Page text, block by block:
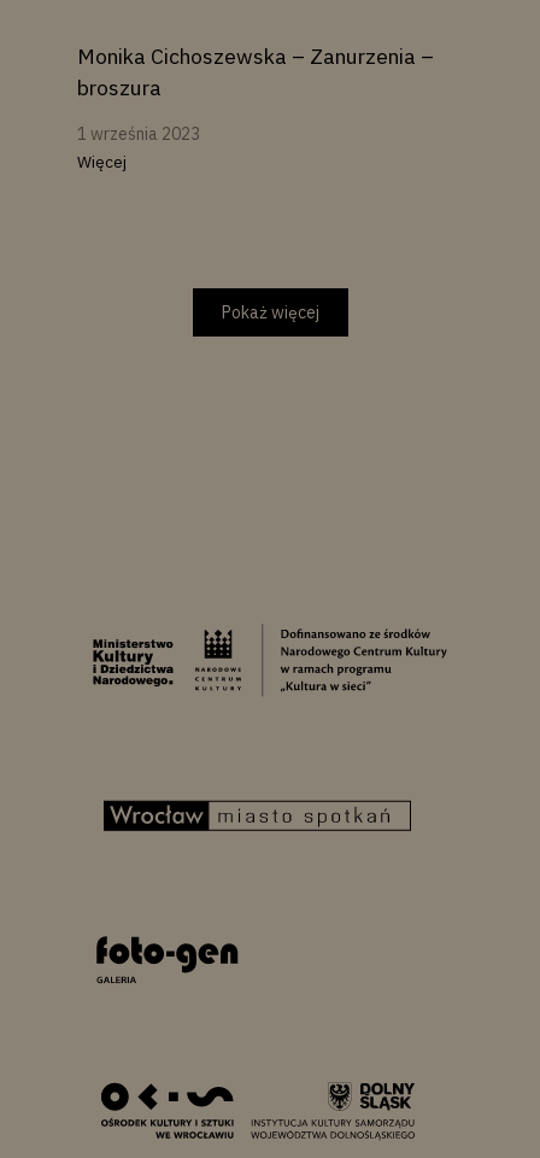
Monika Cichoszewska – Zanurzenia –
broszura
1 września 2023
Więcej
Pokaż więcej